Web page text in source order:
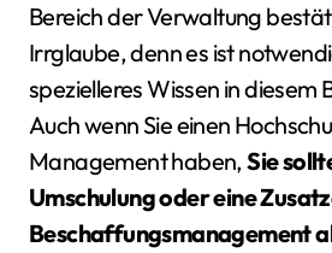
Bereich der Verwaltung
Irrglaube, denn es ist
spezielleres Wissen in diesem
Auch wenn Sie einen
Management haben,Sie
Umschulung oder eine
Beschaffungsmanagement